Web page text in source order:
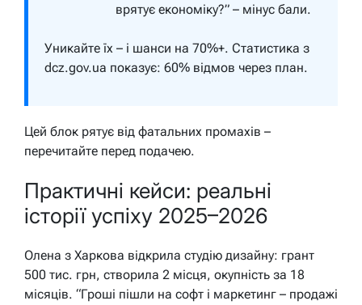
врятує економіку?” – мінус бали.
Уникайте їх – і шанси на 70%+. Статистика з
dcz.gov.ua показує: 60% відмов через план.
Цей блок рятує від фатальних промахів –
перечитайте перед подачею.
Практичні кейси: реальні
історії успіху 2025–2026
Олена з Харкова відкрила студію дизайну: грант
500 тис. грн, створила 2 місця, окупність за 18
місяців. “Гроші пішли на софт і маркетинг – продажі